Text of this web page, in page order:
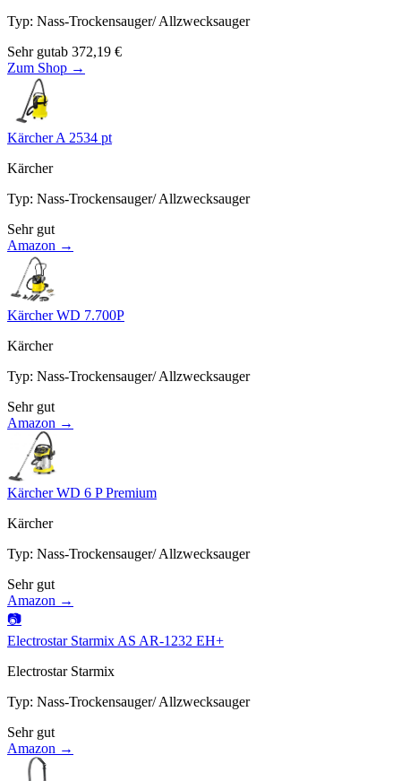
Typ: Nass-Trockensauger/ Allzwecksauger
Sehr gutab 372,19 €
Zum Shop →
Kärcher A 2534 pt
Kärcher
Typ: Nass-Trockensauger/ Allzwecksauger
Sehr gut
Amazon →
Kärcher WD 7.700P
Kärcher
Typ: Nass-Trockensauger/ Allzwecksauger
Sehr gut
Amazon →
Kärcher WD 6 P Premium
Kärcher
Typ: Nass-Trockensauger/ Allzwecksauger
Sehr gut
Amazon →
📷
Electrostar Starmix AS AR-1232 EH+
Electrostar Starmix
Typ: Nass-Trockensauger/ Allzwecksauger
Sehr gut
Amazon →